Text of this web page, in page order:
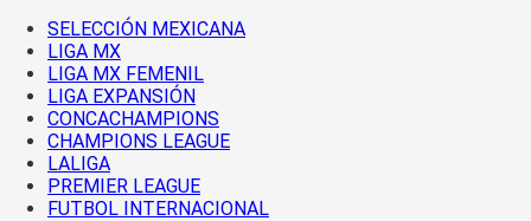
SELECCIÓN MEXICANA
LIGA MX
LIGA MX FEMENIL
LIGA EXPANSIÓN
CONCACHAMPIONS
CHAMPIONS LEAGUE
LALIGA
PREMIER LEAGUE
FUTBOL INTERNACIONAL